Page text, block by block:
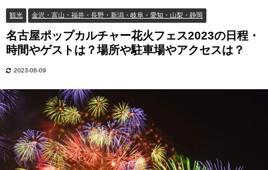
観光 金沢・富山・福井・長野・新潟・岐阜・愛知・山梨・静岡
名古屋ポップカルチャー花火フェス2023の日程・
時間やゲストは？場所や駐車場やアクセスは？
2023-06-09